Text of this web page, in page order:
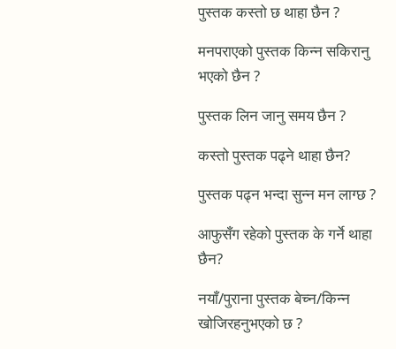
पुस्तक कस्तो छ थाहा छैन ?
मनपराएको पुस्तक किन्न सकिरानु
भएको छैन ?
पुस्तक लिन जानु समय छैन ?
कस्तो पुस्तक पढ्ने थाहा छैन?
पुस्तक पढ्न भन्दा सुन्न मन लाग्छ ?
आफुसँग रहेको पुस्तक के गर्ने थाहा
छैन?
नयाँ/पुराना पुस्तक बेच्न/किन्न
खोजिरहनुभएको छ ?